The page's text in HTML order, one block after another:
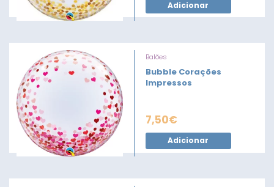
Adicionar
Balões
Bubble Corações
Impressos
7,50€
Adicionar